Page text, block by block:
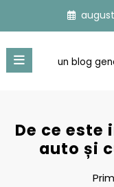
conținut
un blog
De ce
auto și